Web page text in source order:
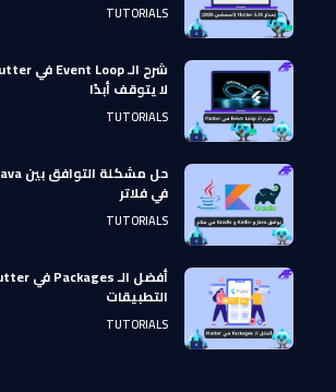
TUTORIALS
لا يتوقف أبدًا
TUTORIALS
في فلاتر
TUTORIALS
التطبيقات
TUTORIALS